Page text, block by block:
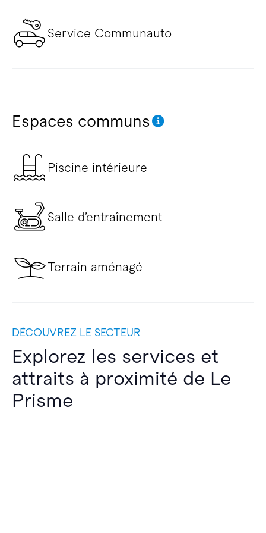
Service Communauto
Espaces communs
Piscine intérieure
Salle d’entraînement
Terrain aménagé
DÉCOUVREZ LE SECTEUR
Explorez les services et
attraits à proximité de Le
Prisme